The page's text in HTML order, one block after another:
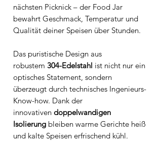
nächsten Picknick – der Food Jar
bewahrt Geschmack, Temperatur und
Qualität deiner Speisen über Stunden.
Das puristische Design aus
robustem 304-Edelstahl ist nicht nur ein
optisches Statement, sondern
überzeugt durch technisches Ingenieurs-
Know-how. Dank der
innovativen doppelwandigen
Isolierung bleiben warme Gerichte heiß
und kalte Speisen erfrischend kühl.